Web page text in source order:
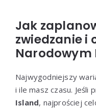
Jak
zwiedzanie i
Narodowym
Najwygodniejszy
i ile masz czasu.
Island, najprościej